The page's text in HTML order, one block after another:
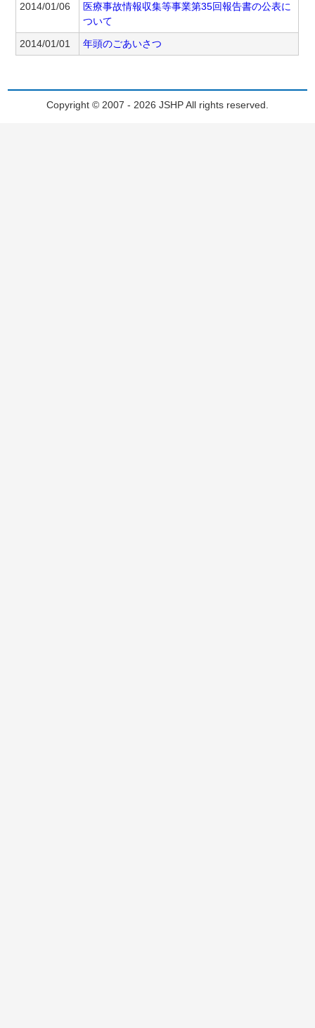
2014/01/06
医療事故情報収集等事業第35回報告書の公表に
ついて
2014/01/01
年頭のごあいさつ
Copyright © 2007 - 2026 JSHP All rights reserved.